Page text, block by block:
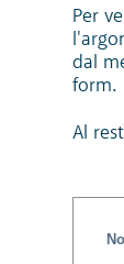
Per
dal
form.
Al